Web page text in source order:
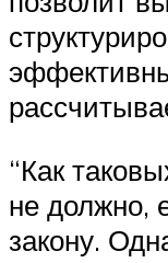
“Как
не должно,
закону.